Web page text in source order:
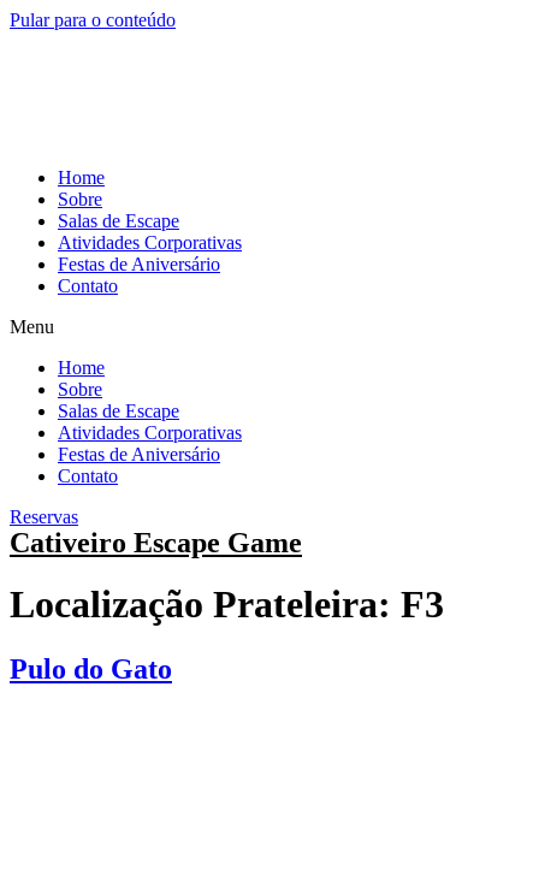
Pular para o conteúdo
Home
Sobre
Salas de Escape
Atividades Corporativas
Festas de Aniversário
Contato
Menu
Home
Sobre
Salas de Escape
Atividades Corporativas
Festas de Aniversário
Contato
Reservas
Cativeiro Escape Game
Localização Prateleira: F3
Pulo do Gato